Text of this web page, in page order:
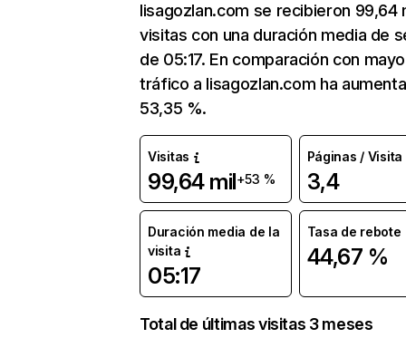
lisagozlan.com se recibieron 99,64
visitas con una duración media de
de 05:17. En comparación con
tráfico a lisagozlan.com ha
53,35 %.
Visitas
99,64 mil+53 %
Páginas / Visita
3,4
Duración media de la
visita
05:17
Tasa de rebote
44,67 %
Total de últimas visitas 3 meses